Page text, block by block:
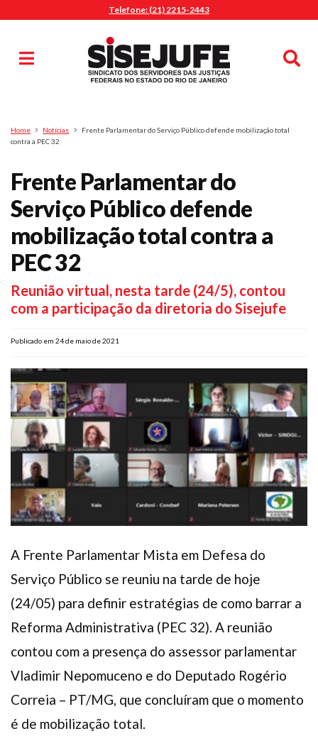
Telefone: (21) 2215-2443
Pesquisa
Home Notícias
Frente Parlamentar do Serviço Público defende mobilização total
contra a PEC 32
Frente Parlamentar do
Serviço Público defende
mobilização total contra a
PEC 32
Reunião virtual, nesta tarde (24/5), contou
com a participação da diretoria do Sisejufe
Publicado em 24 de maio de 2021
A Frente Parlamentar Mista em Defesa do
Serviço Público se reuniu na tarde de hoje
(24/05) para definir estratégias de como barrar a
Reforma Administrativa (PEC 32). A reunião
contou com a presença do assessor parlamentar
Vladimir Nepomuceno e do Deputado Rogério
Correia – PT/MG, que concluíram que o momento
é de mobilização total.
MENU
Sindicalize-se
Jurídico
O Sindicato
Agenda
Casa do Alto
Sede Campestre
Nossos Convênios
Gympass Wellhub
Seguro Auto
Pós-graduação
FacebookInstagram Twitter YoutubeTikTok Whatsapp